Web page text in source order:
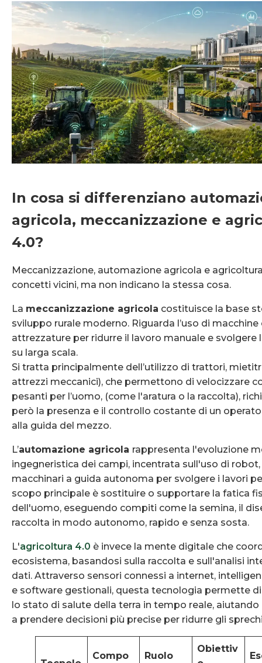
In cosa si differenziano
agricola, meccanizzazione e
4.0?
Meccanizzazione, automazione agricola e
concetti vicini, ma non indicano la stessa cosa.
La meccanizzazione agricola costituisce la base
sviluppo rurale moderno. Riguarda l’uso di macchine
attrezzature per ridurre il lavoro manuale e svolgere
su larga scala.
Si tratta principalmente dell’utilizzo di trattori,
attrezzi meccanici), che permettono di velocizzare
pesanti per l’uomo, (come l'aratura o la raccolta),
però la presenza e il controllo costante di un
alla guida del mezzo.
L’automazione agricola rappresenta l'evoluzione
ingegneristica dei campi, incentrata sull'uso di
macchinari a guida autonoma per svolgere i lavori
scopo principale è sostituire o supportare la fatica
dell'uomo, eseguendo compiti come la semina, il
raccolta in modo autonomo, rapido e senza sosta.
L'agricoltura 4.0 è invece la mente digitale che
ecosistema, basandosi sulla raccolta e sull'analisi
dati. Attraverso sensori connessi a internet,
e software gestionali, questa tecnologia permette
lo stato di salute della terra in tempo reale,
a prendere decisioni più precise per ridurre gli
Compo
Ruolo
Obiettiv